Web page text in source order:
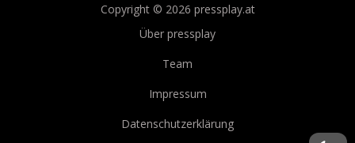
Copyright © 2026 pressplay.at
Über pressplay
Team
Impressum
Datenschutzerklärung